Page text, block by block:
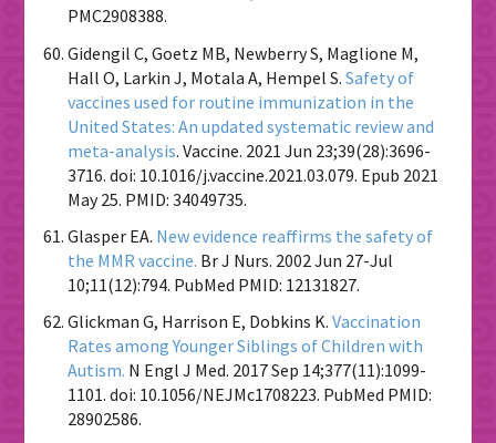
PMC2908388.
Gidengil C, Goetz MB, Newberry S, Maglione M,
Hall O, Larkin J, Motala A, Hempel S. Safety of
vaccines used for routine immunization in the
United States: An updated systematic review and
meta-analysis. Vaccine. 2021 Jun 23;39(28):3696-
3716. doi: 10.1016/j.vaccine.2021.03.079. Epub 2021
May 25. PMID: 34049735.
Glasper EA. New evidence reaffirms the safety of
the MMR vaccine. Br J Nurs. 2002 Jun 27-Jul
10;11(12):794. PubMed PMID: 12131827.
Glickman G, Harrison E, Dobkins K. Vaccination
Rates among Younger Siblings of Children with
Autism. N Engl J Med. 2017 Sep 14;377(11):1099-
1101. doi: 10.1056/NEJMc1708223. PubMed PMID:
28902586.